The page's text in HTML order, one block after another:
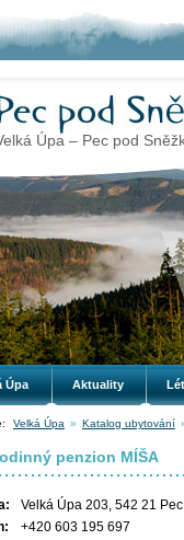
Úpa – Pec pod
Úpa Aktuality
Velká Úpa » Katalog ubytování
penzion MÍŠA
Velká Úpa 203, 542 21
+420 603 195 697